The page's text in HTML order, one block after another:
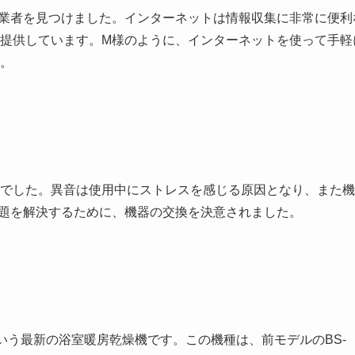
者を見つけました。インターネットは情報収集に非常に便利
供しています。M様のように、インターネットを使って手軽
した。異音は使用中にストレスを感じる原因となり、また
解決するために、機器の交換を決意されました。
最新の浴室暖房乾燥機です。この機種は、前モデルのBS-